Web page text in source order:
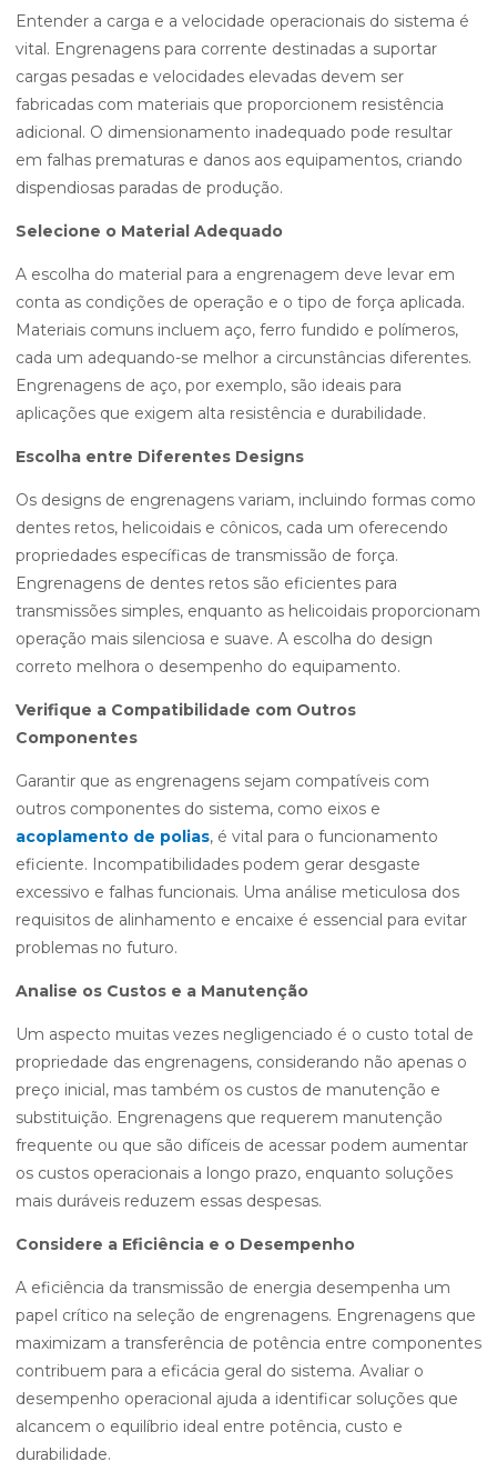
Entender a carga e a velocidade operacionais do sistema é
vital. Engrenagens para corrente destinadas a suportar
cargas pesadas e velocidades elevadas devem ser
fabricadas com materiais que proporcionem resistência
adicional. O dimensionamento inadequado pode resultar
em falhas prematuras e danos aos equipamentos, criando
dispendiosas paradas de produção.
Selecione o Material Adequado
A escolha do material para a engrenagem deve levar em
conta as condições de operação e o tipo de força aplicada.
Materiais comuns incluem aço, ferro fundido e polímeros,
cada um adequando-se melhor a circunstâncias diferentes.
Engrenagens de aço, por exemplo, são ideais para
aplicações que exigem alta resistência e durabilidade.
Escolha entre Diferentes Designs
Os designs de engrenagens variam, incluindo formas como
dentes retos, helicoidais e cônicos, cada um oferecendo
propriedades específicas de transmissão de força.
Engrenagens de dentes retos são eficientes para
transmissões simples, enquanto as helicoidais proporcionam
operação mais silenciosa e suave. A escolha do design
correto melhora o desempenho do equipamento.
Verifique a Compatibilidade com Outros
Componentes
Garantir que as engrenagens sejam compatíveis com
outros componentes do sistema, como eixos e
acoplamento de polias, é vital para o funcionamento
eficiente. Incompatibilidades podem gerar desgaste
excessivo e falhas funcionais. Uma análise meticulosa dos
requisitos de alinhamento e encaixe é essencial para evitar
problemas no futuro.
Analise os Custos e a Manutenção
Um aspecto muitas vezes negligenciado é o custo total de
propriedade das engrenagens, considerando não apenas o
preço inicial, mas também os custos de manutenção e
substituição. Engrenagens que requerem manutenção
frequente ou que são difíceis de acessar podem aumentar
os custos operacionais a longo prazo, enquanto soluções
mais duráveis reduzem essas despesas.
Considere a Eficiência e o Desempenho
A eficiência da transmissão de energia desempenha um
papel crítico na seleção de engrenagens. Engrenagens que
maximizam a transferência de potência entre componentes
contribuem para a eficácia geral do sistema. Avaliar o
desempenho operacional ajuda a identificar soluções que
alcancem o equilíbrio ideal entre potência, custo e
durabilidade.